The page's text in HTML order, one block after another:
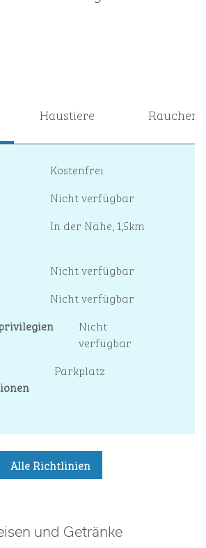
Haustiere Raucher
Kostenfrei
Nicht verfügbar
In der Nähe, 1,5km
Nicht verfügbar
Nicht verfügbar
Nicht
verfügbar
Parkplatz
Alle Richtlinien
und Getränke